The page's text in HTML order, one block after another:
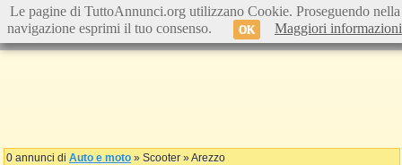
0 annunci di Auto e moto » Scooter » Arezzo
Le pagine di TuttoAnnunci.org utilizzano Cookie. Proseguendo nella
navigazione esprimi il tuo consenso.
OK Maggiori informazioni